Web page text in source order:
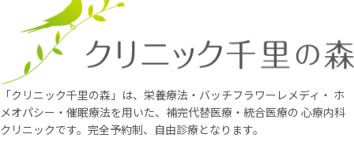
「クリニック千里の森」は、栄養療法・バッチフラワーレメディ・ ホ
メオパシー・催眠療法を用いた、補完代替医療・統合医療の 心療内科
クリニックです。完全予約制、自由診療となります。